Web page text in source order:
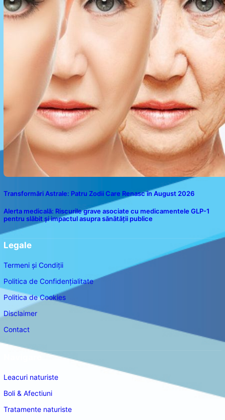
Transformări Astrale: Patru Zodii Care Renasc în August 2026
Alerta medicală: Riscurile grave asociate cu medicamentele GLP-1
pentru slăbit și impactul asupra sănătății publice
Legale
Termeni și Condiții
Politica de Confidențialitate
Politica de Cookies
Disclaimer
Contact
Leacuri naturiste
Boli & Afectiuni
Tratamente naturiste